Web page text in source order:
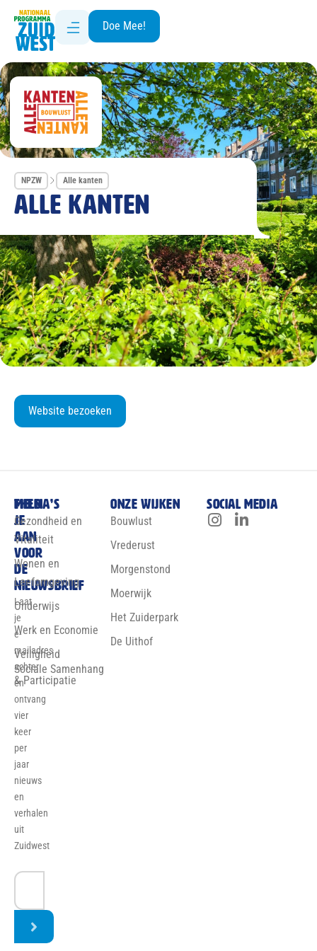
Doe Mee!
NPZW Alle kanten
Alle kanten
Website bezoeken
Meld
je
aan
voor
de
nieuwsbrief
Laat
je
e-
mailadres
achter
en
ontvang
vier
keer
per
jaar
nieuws
en
verhalen
uit
Zuidwest
Thema’s
Gezondheid en
Vitaliteit
Wonen en
Leefomgeving
Onderwijs
Werk en Economie
Veiligheid
Sociale Samenhang
& Participatie
Onze wijken
Bouwlust
Vrederust
Morgenstond
Moerwijk
Het Zuiderpark
De Uithof
Social media